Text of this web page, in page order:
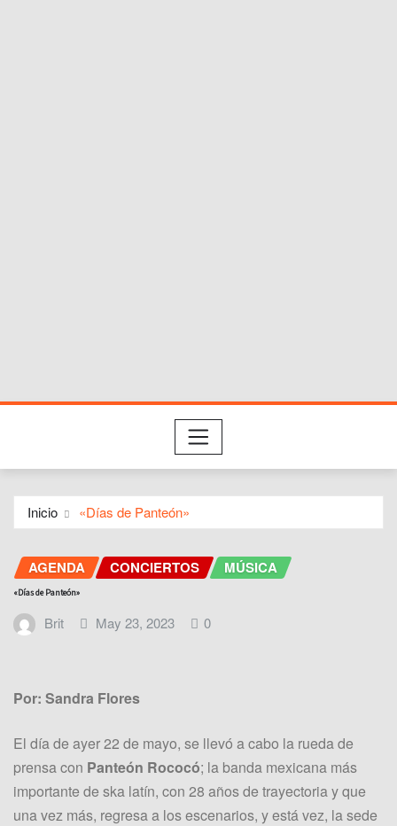
Inicio «Días de Panteón»
AGENDA CONCIERTOS MÚSICA
«Días de Panteón»
Brit May 23, 2023 0
Por: Sandra Flores
El día de ayer 22 de mayo, se llevó a cabo la rueda de
prensa con Panteón Rococó; la banda mexicana más
importante de ska latín, con 28 años de trayectoria y que
una vez más, regresa a los escenarios, y está vez, la sede